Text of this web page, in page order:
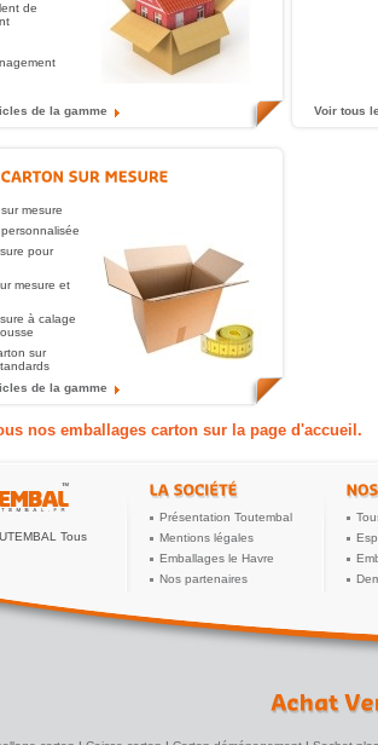
de
de la gamme Voir tous
mesure
pour
mesure et
à calage
sur
mesure
de la gamme
nos emballages carton sur la page d'accueil.
Tous
Présentation Toutembal
Mentions légales
Emballages le Havre
Nos partenaires